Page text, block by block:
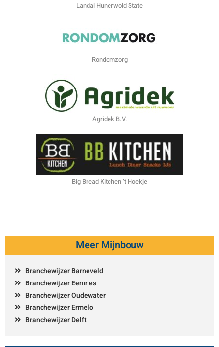
Landal Hunerwold State
Rondomzorg
Agridek B.V.
Big Bread Kitchen ’t Hoekje
Meer Mijnbouw
Branchewijzer Barneveld
Branchewijzer Eemnes
Branchewijzer Oudewater
Branchewijzer Ermelo
Branchewijzer Delft